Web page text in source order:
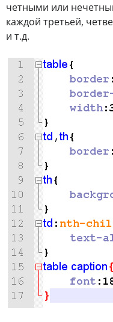
четными или
каждой третьей,
и т.д.